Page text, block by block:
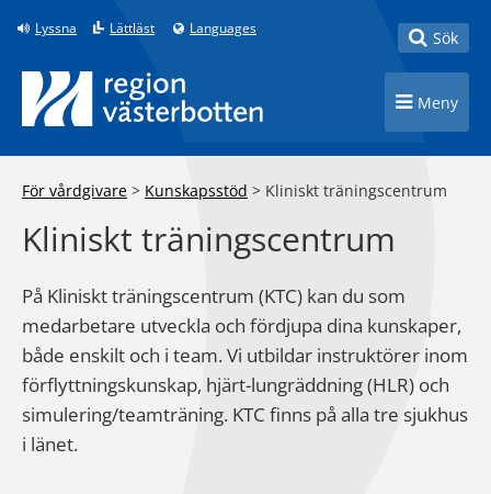
Till innehåll på sidan
Lyssna Lättläst Languages Toggle
Sök
Toggle
Meny
För vårdgivare > Kunskapsstöd > Kliniskt träningscentrum
Kliniskt träningscentrum
På Kliniskt träningscentrum (KTC) kan du som
medarbetare utveckla och fördjupa dina kunskaper,
både enskilt och i team. Vi utbildar instruktörer inom
förflyttningskunskap, hjärt-lungräddning (HLR) och
simulering/teamträning. KTC finns på alla tre sjukhus
i länet.